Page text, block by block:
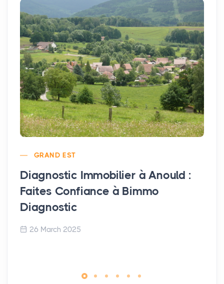
GRAND EST
Diagnostic Immobilier à Anould :
Faites Confiance à Bimmo
Diagnostic
26 March 2025